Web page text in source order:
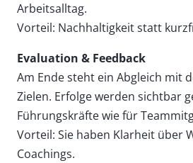
Arbeitsalltag.
Vorteil: Nachhaltigkeit statt
Evaluation & Feedback
Am Ende steht ein Abgleich mit
Zielen. Erfolge werden sichtbar
Führungskräfte wie für
Vorteil: Sie haben Klarheit über
Coachings.